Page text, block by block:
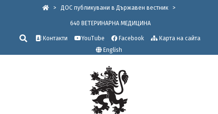
> ДОС публикувани в Държавен вестник >
640 ВЕТЕРИНАРНА МЕДИЦИНА
Търсене
Контакти YouTube Facebook
Карта на сайта
English